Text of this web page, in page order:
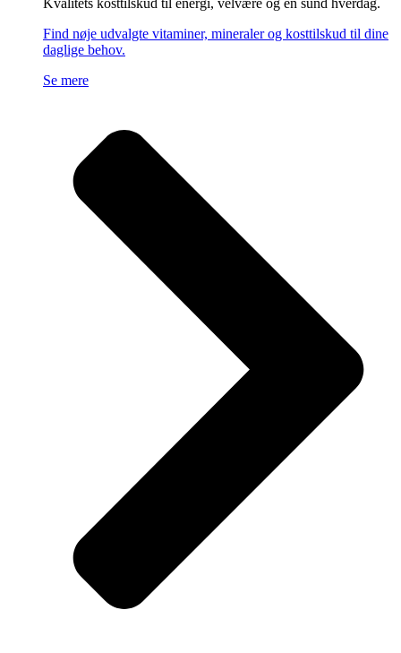
Kvalitets kosttilskud til energi, velvære og en sund hverdag.
Find nøje udvalgte vitaminer, mineraler og kosttilskud til dine
daglige behov.
Se mere